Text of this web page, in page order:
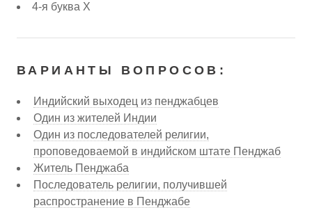
4-я буква Х
ВАРИАНТЫ ВОПРОСОВ:
Индийский выходец из пенджабцев
Один из жителей Индии
Один из последователей религии,
проповедоваемой в индийском штате Пенджаб
Житель Пенджаба
Последователь религии, получившей
распространение в Пенджабе